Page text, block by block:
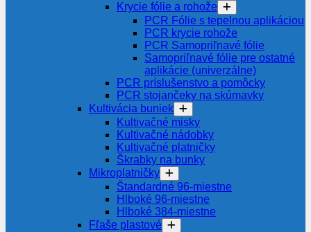
Krycie fólie a rohože
PCR Fólie s tepelnou aplikáciou
PCR krycie rohože
PCR Samopriľnavé fólie
Samopriľnavé fólie pre ostatné
aplikácie (univerzálne)
PCR príslušenstvo a pomôcky
PCR stojančeky na skúmavky
Kultivácia buniek
Kultivačné misky
Kultivačné nádobky
Kultivačné platničky
Škrabky na bunky
Mikroplatničky
Štandardné 96-miestne
Hlboké 96-miestne
Hlboké 384-miestne
Fľaše plastové